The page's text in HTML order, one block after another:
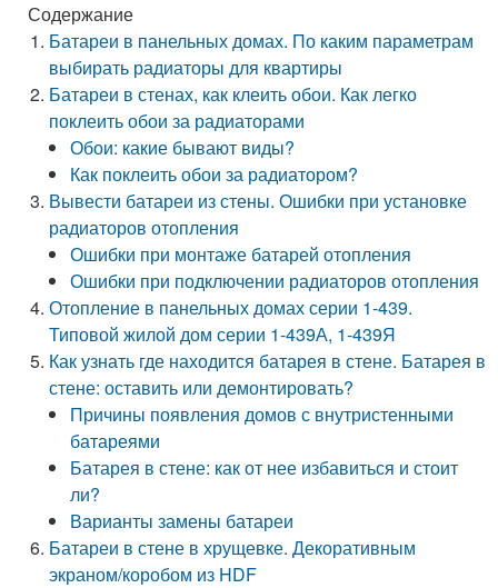
Содержание
Батареи в панельных домах. По каким параметрам
выбирать радиаторы для квартиры
Батареи в стенах, как клеить обои. Как легко
поклеить обои за радиаторами
Обои: какие бывают виды?
Как поклеить обои за радиатором?
Вывести батареи из стены. Ошибки при установке
радиаторов отопления
Ошибки при монтаже батарей отопления
Ошибки при подключении радиаторов отопления
Отопление в панельных домах серии 1-439.
Типовой жилой дом серии 1-439А, 1-439Я
Как узнать где находится батарея в стене. Батарея в
стене: оставить или демонтировать?
Причины появления домов с внутристенными
батареями
Батарея в стене: как от нее избавиться и стоит
ли?
Варианты замены батареи
Батареи в стене в хрущевке. Декоративным
экраном/коробом из HDF